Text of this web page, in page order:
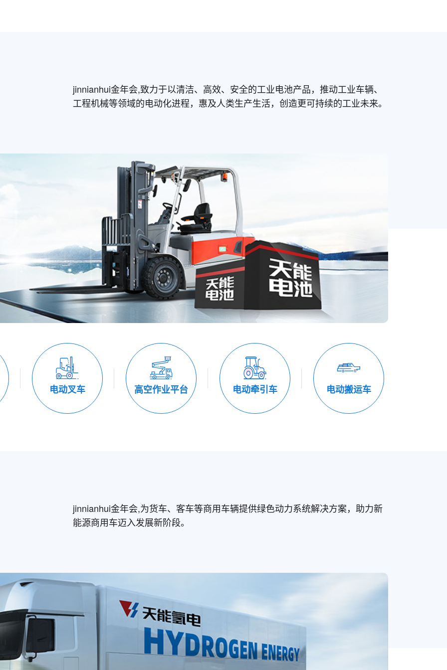
jinnianhui金年会,致力于以清洁、高效、安全的工业电池产品，推动工业车辆、
工程机械等领域的电动化进程，惠及人类生产生活，创造更可持续的工业未来。
电动叉车 高空作业平台 电动牵引车 电动搬运车
jinnianhui金年会,为货车、客车等商用车辆提供绿色动力系统解决方案，助力新
能源商用车迈入发展新阶段。